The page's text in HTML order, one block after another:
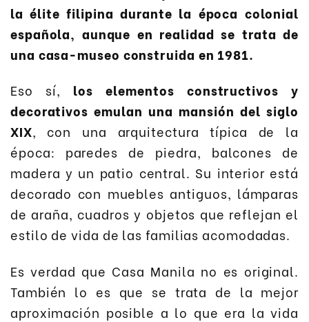
la élite filipina durante la época colonial
española, aunque en realidad se trata de
una casa-museo construida en 1981.
Eso sí, los elementos constructivos y
decorativos emulan una mansión del siglo
XIX, con una arquitectura típica de la
época: paredes de piedra, balcones de
madera y un patio central. Su interior está
decorado con muebles antiguos, lámparas
de araña, cuadros y objetos que reflejan el
estilo de vida de las familias acomodadas.
Es verdad que Casa Manila no es original.
También lo es que se trata de la mejor
aproximación posible a lo que era la vida